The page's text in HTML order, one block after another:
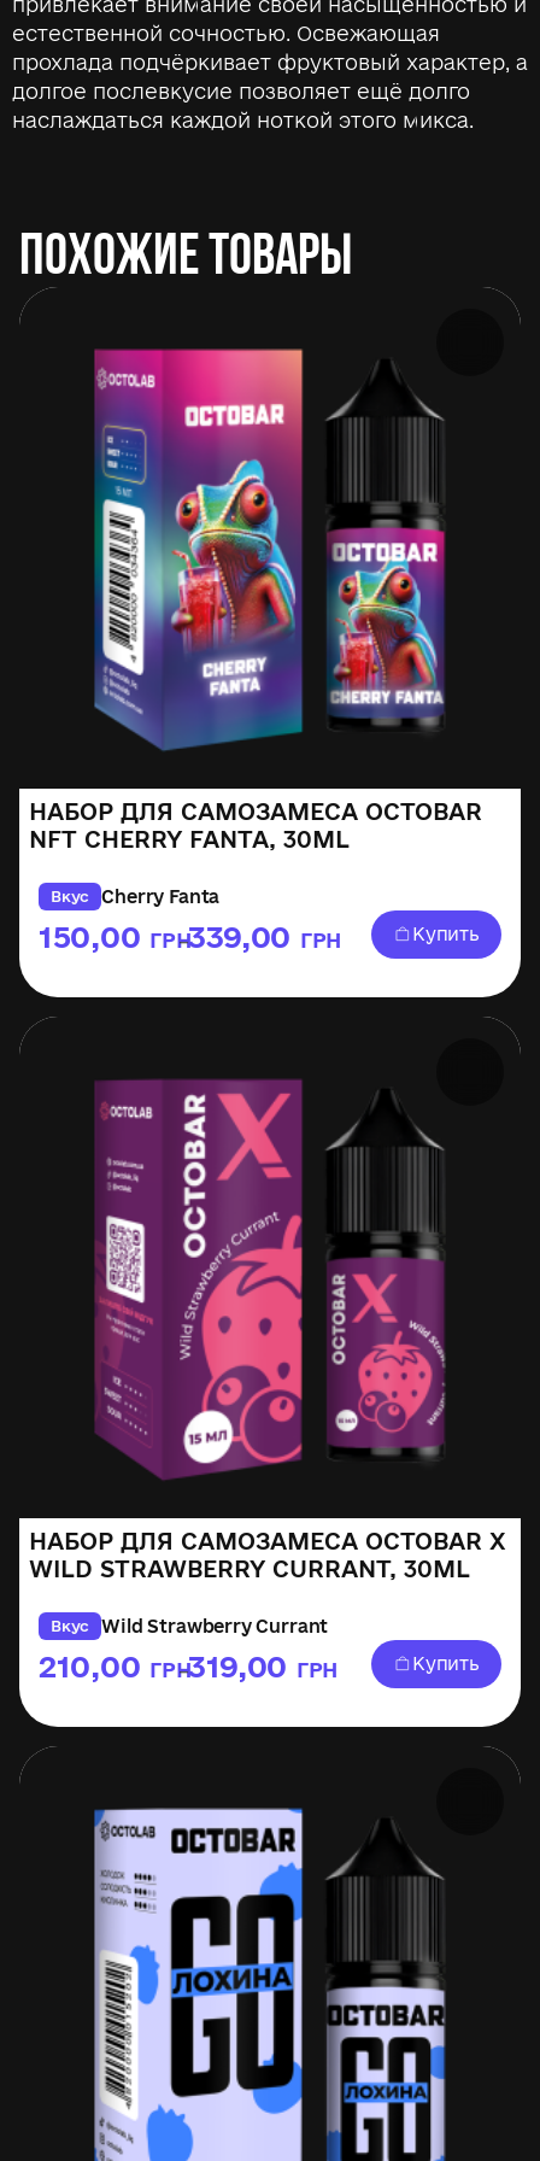
естественной сочностью. Освежающая
прохлада подчёркивает фруктовый характер, а
долгое послевкусие позволяет ещё долго
наслаждаться каждой ноткой этого микса.
ПОХОЖИЕ ТОВАРЫ
НАБОР ДЛЯ САМОЗАМЕСА OCTOBAR
NFT CHERRY FANTA, 30ML
Вкус Cherry Fanta
150,00 ГРН
–339,00 ГРН Купить
НАБОР ДЛЯ САМОЗАМЕСА OCTOBAR X
WILD STRAWBERRY CURRANT, 30ML
Вкус Wild Strawberry Currant
210,00 ГРН
–319,00 ГРН Купить